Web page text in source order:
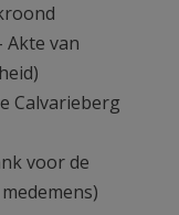
Akte van
Calvarieberg
voor de